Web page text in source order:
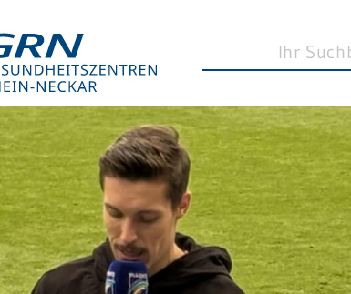
GRN
Der Verbund
Medizinische Fachzentren
Medizinische Themenseiten